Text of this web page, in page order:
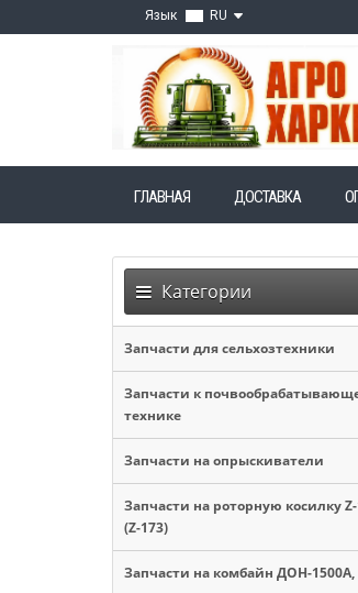
Язык RU
ГЛАВНАЯ ДОСТАВКА
Категории
Запчасти для сельхозтехники
Запчасти к
технике
Запчасти на опрыскиватели
Запчасти на роторную косилку
(Z-173)
Запчасти на комбайн ДОН-1500А,